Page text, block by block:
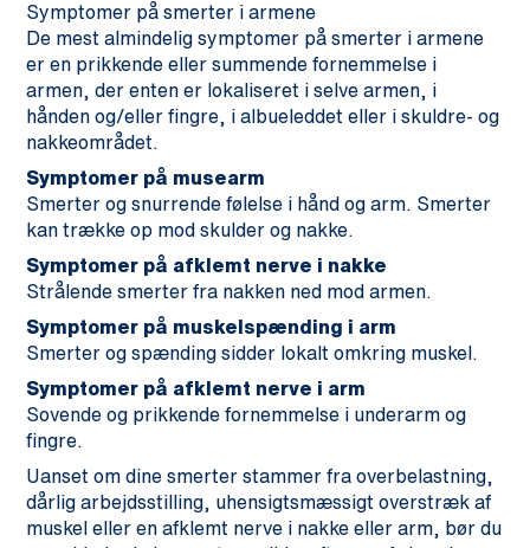
Symptomer på smerter i armene
De mest almindelig symptomer på smerter i armene
er en prikkende eller summende fornemmelse i
armen, der enten er lokaliseret i selve armen, i
hånden og/eller fingre, i albueleddet eller i skuldre- og
nakkeområdet.
Symptomer på musearm
Smerter og snurrende følelse i hånd og arm. Smerter
kan trække op mod skulder og nakke.
Symptomer på afklemt nerve i nakke
Strålende smerter fra nakken ned mod armen.
Symptomer på muskelspænding i arm
Smerter og spænding sidder lokalt omkring muskel.
Symptomer på afklemt nerve i arm
Sovende og prikkende fornemmelse i underarm og
fingre.
Uanset om dine smerter stammer fra overbelastning,
dårlig arbejdsstilling, uhensigtsmæssigt overstræk af
muskel eller en afklemt nerve i nakke eller arm, bør du